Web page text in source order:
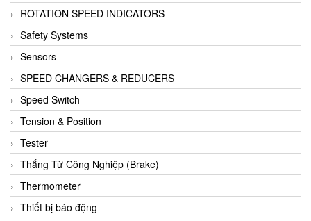
ROTATION SPEED INDICATORS
Safety Systems
Sensors
SPEED CHANGERS & REDUCERS
Speed Switch
Tension & Position
Tester
Thắng Từ Công Nghiệp (Brake)
Thermometer
Thiết bị báo động